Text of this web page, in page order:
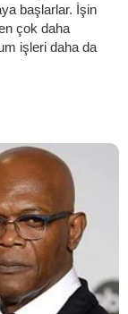
başlarlar. İşin
çok daha
işleri daha da